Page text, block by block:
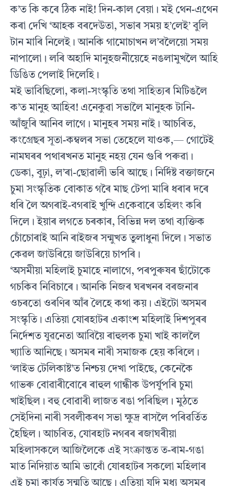
ক’ত কি কৰে ঠিক নাই! দিন-কাল বেয়া। মই থেন-এথেন
কৰা দেখি ‘আহক বৰদেউতা, সভাৰ সময় হ’লেই’ বুলি
টান মাৰি নিলেই। আনকি গামোচাখন ল’বলৈয়ো সময়
নাপালো। লৰি অহাদি মানুহজনীয়েহে নঙলামুখলৈ আহি
ডিঙিত পেলাই দিলেহি।
মই ভাবিছিলো, কলা-সংস্কৃতি তথা সাহিত্যৰ মিটিঙলৈ
ক’ত মানুহ আহিব! এনেকুৱা সভালৈ মানুহক টানি-
আঁজুৰি আনিব লাগে। মানুহৰ সময় নাই। আচৰিত,
কংগ্ৰেছৰ সূতা-কম্বলৰ সভা তেহেলে যাওক,— গোটেই
নামঘৰৰ পথাৰখনত মানুহ নহয় যেন গুৰি পৰুৱা।
ডেকা, বুঢ়া, ল’ৰা-ছোৱালী ভৰি আছে। নির্দিষ্ট বক্তাজনে
চুমা সংস্কৃতিক বোকাত গৰৈ মাছ টেপা মাৰি ধৰাৰ দৰে
ধৰি লৈ অগৰাই-বগৰাই খুন্দি একেবাৰে তহিলং কৰি
দিলে। ইয়াৰ লগতে চৰকাৰ, বিভিন্ন দল তথা ব্যক্তিক
চোঁচোৰাই আনি ৰাইজৰ সন্মুখত তুলাধুনা দিলে। সভাত
কেৱল জাউৰিয়ে জাউৰিয়ে চাপৰি।
‘অসমীয়া মহিলাই চুমাহে নালাগে, পৰপুৰুষৰ ছাঁটোকে
গচকিব নিবিচাৰে। আনকি নিজৰ ঘৰখনৰ বৰজনাৰ
ওচৰতো ওৰণিৰ আঁৰ লৈহে কথা কয়। এইটো অসমৰ
সংস্কৃতি। এতিয়া যোৰহাটৰ একাংশ মহিলাই দিশপুৰৰ
নিৰ্দেশত যুৱনেতা আবিয়ৈ ৰাহুলক চুমা খাই কাললৈ
খ্যাতি আনিছে। অসমৰ নাৰী সমাজক হেয় কৰিলে।
‘লাইভ টেলিকাষ্ট’ত নিশ্চয় দেখা পাইছে, কেনেকৈ
গাভৰু বোৱাৰীবোৰে ৰাহুল গান্ধীক উপর্যুপৰি চুমা
খাইছিল। বহু বোৱাৰী লাজত ৰঙা পৰিছিল। মুঠতে
সেইদিনা নাৰী সবলীকৰণ সভা ক্ষুদ্ৰ ৰাসলৈ পৰিৱৰ্তিত
হৈছিল। আচৰিত, যোৰহাট নগৰৰ ৰজাঘৰীয়া
মহিলাসকলে আজিলৈকে এই সংক্ৰান্তত ত-ৰাম-গঙা
মাত নিদিয়াত আমি ভাবোঁ যোৰহাটৰ সকলো মহিলাৰ
এই চুমা কার্যত সন্মতি আছে। এতিয়া যদি মধ্য অসমৰ